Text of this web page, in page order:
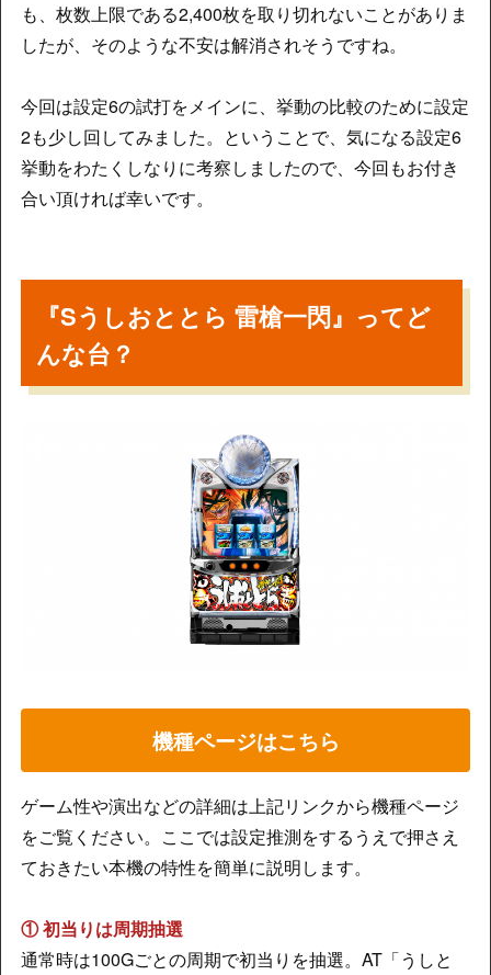
も、枚数上限である2,400枚を取り切れないことがありま
したが、そのような不安は解消されそうですね。
今回は設定6の試打をメインに、挙動の比較のために設定
2も少し回してみました。ということで、気になる設定6
挙動をわたくしなりに考察しましたので、今回もお付き
合い頂ければ幸いです。
『Sうしおととら 雷槍一閃』ってど
んな台？
機種ページはこちら
ゲーム性や演出などの詳細は上記リンクから機種ページ
をご覧ください。ここでは設定推測をするうえで押さえ
ておきたい本機の特性を簡単に説明します。
① 初当りは周期抽選
通常時は100Gごとの周期で初当りを抽選。AT「うしと